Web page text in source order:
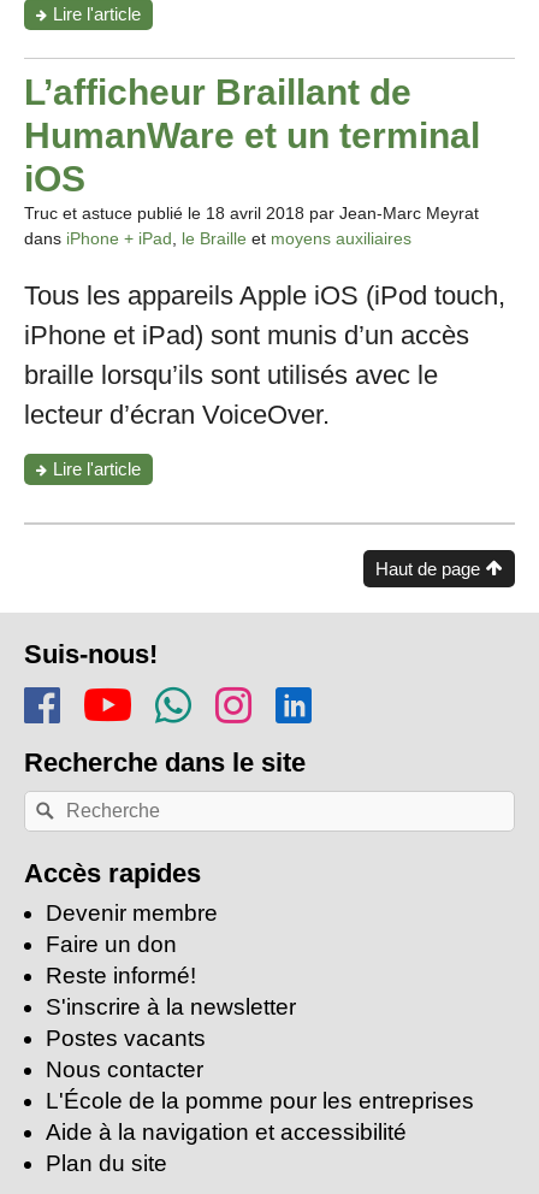
Lire l'article"Présentation
de
la
Watch"
L’afficheur Braillant de
HumanWare et un terminal
iOS
Truc et astuce publié le 18 avril 2018 par Jean-Marc Meyrat
dans iPhone + iPad le Braille et moyens auxiliaires
Tous les appareils Apple iOS (iPod touch,
iPhone et iPad) sont munis d’un accès
braille lorsqu’ils sont utilisés avec le
lecteur d’écran VoiceOver.
Lire l'article"L’afficheur
Braillant
iOS"
Haut de page
de
page
Suis-nous!
Rejoins-nous sur Facebook
Regarde-nous sur
Rejoins notre
Suis-nous sur
Recherche dans le site
Recherche
par
clés:
Rechercher
Accès rapides
Devenir membre
Faire un don
Reste informé!
S'inscrire à la newsletter
Postes vacants
Nous contacter
L'École de la pomme pour les entreprises
Aide à la navigation et accessibilité
Plan du site